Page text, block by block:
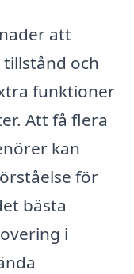
att
och
funktioner
Att få flera
kan
för
bästa
i